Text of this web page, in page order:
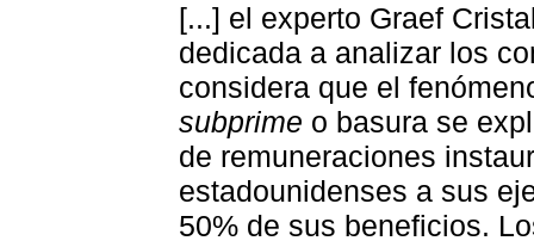
[...] el experto Graef
dedicada a analizar los
considera que el
subprime o basura se
de remuneraciones
estadounidenses a sus
50% de sus beneficios.